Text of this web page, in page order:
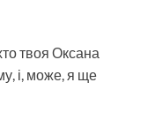
твоя Оксана
і, може, я ще